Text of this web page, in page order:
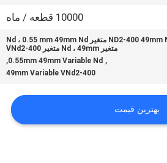
10000 قطعه / ماه
ND2-400 49mm Nd متغیر Nd ، 0.55 mm 49mm Nd
متغیر Nd ، 49mm متغیر VNd2-400
,
0.55mm 49mm Variable Nd
,
49mm Variable VNd2-400
بهترین قیمت